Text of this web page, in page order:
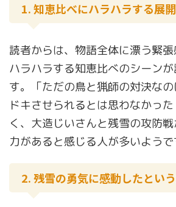
1. 知恵比べにハラハラする展
読者からは、物語全体に漂う緊
ハラハラする知恵比べのシーン
す。「ただの鳥と猟師の対決な
ドキさせられるとは思わなかっ
く、大造じいさんと残雪の攻防
力があると感じる人が多いようで
2. 残雪の勇気に感動したとい